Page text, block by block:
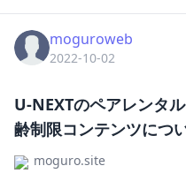
moguroweb
2022-10-02
U-NEXTのペアレンタ
齢制限コンテンツにつ
moguro.site